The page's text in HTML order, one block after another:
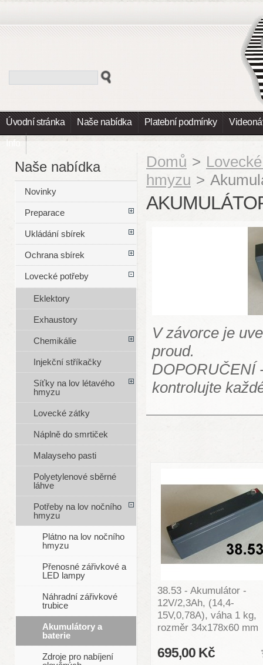
Úvodní stránka Naše nabídka Platební podmínky
Info
Domů >
hmyzu >
V závorce je
proud.
DOPORUČENÍ
kontrolujte
38.53 - Akumulátor -
12V/2,3Ah, (14,4-
15V,0,78A), váha 1 kg,
rozměr 34x178x60 mm
695,00 Kč
Naše nabídka
Novinky
Preparace
Ukládání sbírek
Ochrana sbírek
Lovecké potřeby
Eklektory
Exhaustory
Chemikálie
Injekční stříkačky
Síťky na lov létavého
hmyzu
Lovecké zátky
Náplně do smrtiček
Malayseho pasti
Polyetylenové sběrné
láhve
Potřeby na lov nočního
hmyzu
Plátno na lov nočního
hmyzu
Přenosné zářivkové a
LED lampy
Náhradní zářivkové
trubice
Akumulátory a
baterie
Zdroje pro nabíjení